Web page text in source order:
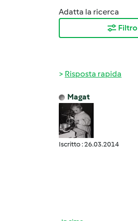
Adatta la ricerca
Filtro
Risposta rapida
Magat
Iscritto : 26.03.2014